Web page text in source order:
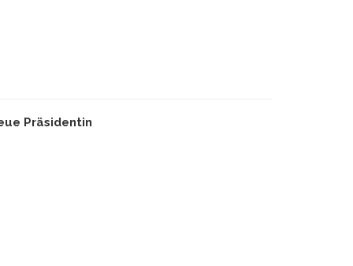
Präsidentin